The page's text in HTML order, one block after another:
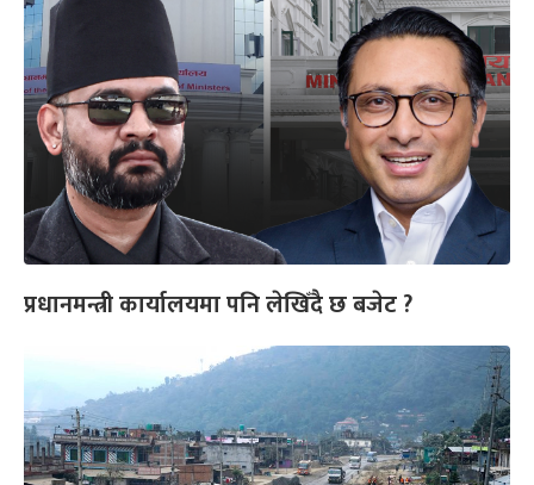
प्रधानमन्त्री कार्यालयमा पनि लेखिँदै छ बजेट ?